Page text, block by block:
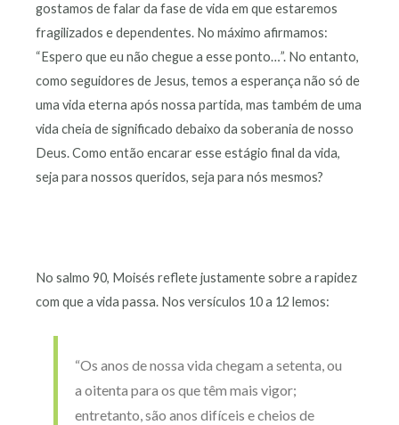
gostamos de falar da fase de vida em que estaremos
fragilizados e dependentes. No máximo afirmamos:
“Espero que eu não chegue a esse ponto…”. No entanto,
como seguidores de Jesus, temos a esperança não só de
uma vida eterna após nossa partida, mas também de uma
vida cheia de significado debaixo da soberania de nosso
Deus. Como então encarar esse estágio final da vida,
seja para nossos queridos, seja para nós mesmos?
No salmo 90, Moisés reflete justamente sobre a rapidez
com que a vida passa. Nos versículos 10 a 12 lemos:
“Os anos de nossa vida chegam a setenta, ou
a oitenta para os que têm mais vigor;
entretanto, são anos difíceis e cheios de